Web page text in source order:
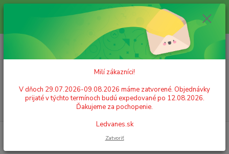
Milí zákazníci! V dňoch 29.07.2026-09.08.2026 máme zatvorené.
Objednávky prijaté v týchto termínoch budú expedované po 12.08.2026.
Ďakujeme za pochopenie. Ledvanes.sk
+421 908 755 958
Po. - Pia. od 9:00 hod. - 16:00 hod.
za0,00 EUR
Milí zákazníci!
V dňoch 29.07.2026-09.08.2026 máme zatvorené. Objednávky
prijaté v týchto termínoch budú expedované po 12.08.2026.
Ďakujeme za pochopenie.
Ledvanes.sk
Zatvoriť